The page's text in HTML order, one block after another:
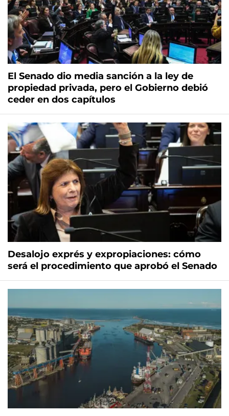
El Senado dio media sanción a la ley de
propiedad privada, pero el Gobierno debió
ceder en dos capítulos
Desalojo exprés y expropiaciones: cómo
será el procedimiento que aprobó el Senado